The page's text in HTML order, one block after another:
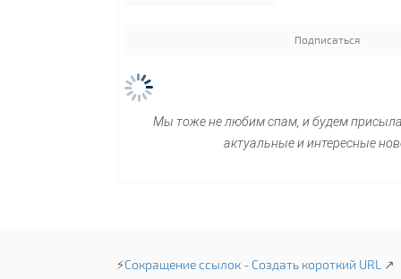
Мы тоже не любим спам, и будем
актуальные и интересные
⚡Сокращение ссылок - Создать короткий URL ↗